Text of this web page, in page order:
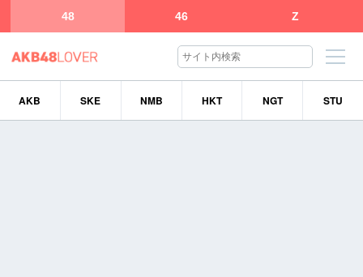
48 46 Z
AKB SKE NMB HKT NGT STU